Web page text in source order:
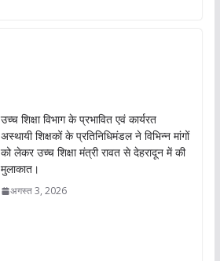
उच्च शिक्षा विभाग के प्रभावित एवं कार्यरत
अस्थायी शिक्षकों के प्रतिनिधिमंडल ने विभिन्न मांगों
को लेकर उच्च शिक्षा मंत्री रावत से देहरादून में की
मुलाकात।
अगस्त 3, 2026